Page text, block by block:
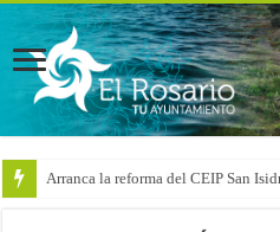
Arranca la reforma del CEIP San